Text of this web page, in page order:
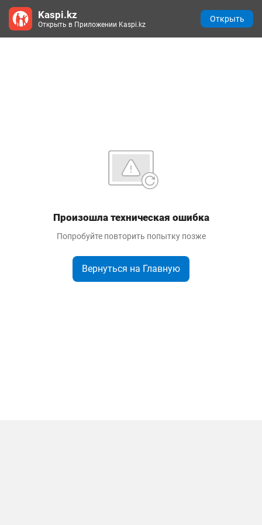
Произошла техническая ошибка
Попробуйте повторить попытку позже
Вернуться на Главную
Kaspi.kz
Открыть в Приложении Kaspi.kz
Открыть